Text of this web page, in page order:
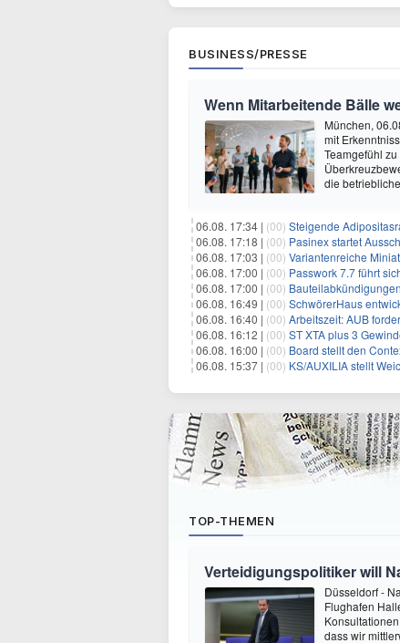
BUSINESS/PRESSE
Wenn Mitarbeitende Bälle
München,
mit
Teamgefühl
die
06.08. 17:34 | (00) Steigende
06.08. 17:18 | (00) Pasinex startet Ausschreibung
06.08. 17:03 | (00) Variantenreiche
06.08. 17:00 | (00) Passwork 7.7 führt
06.08. 17:00 | (00)
06.08. 16:49 | (00) SchwörerHaus entwickelt
06.08. 16:40 | (00) Arbeitszeit: AUB
06.08. 16:12 | (00) ST XTA plus 3
06.08. 16:00 | (00) Board stellt den Contextual Decision
06.08. 15:37 | (00) KS/AUXILIA stellt
TOP-THEMEN
Verteidigungspolitiker will
Düsseldorf -
Flughafen
dass wir